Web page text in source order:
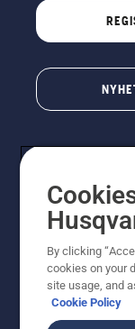
© Husqvarna
er veiledende
By clicking
cookies on your
site usage, and
Cookie Policy